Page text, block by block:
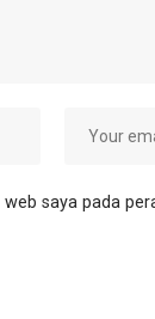
saya pada